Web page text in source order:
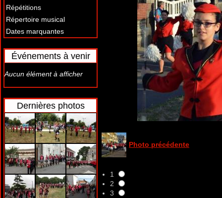
Répétitions
Répertoire musical
Dates marquantes
Événements à venir
Aucun élément à afficher
Dernières photos
Photo précédente
1
2
3